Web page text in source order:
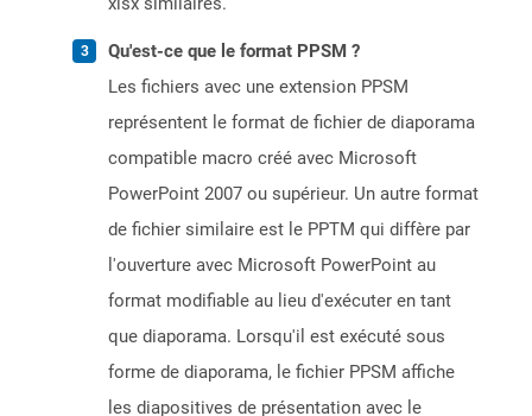
Qu'est-ce que le format PPSM ?
Les fichiers avec une extension PPSM
représentent le format de fichier de diaporama
compatible macro créé avec Microsoft
PowerPoint 2007 ou supérieur. Un autre format
de fichier similaire est le PPTM qui diffère par
l'ouverture avec Microsoft PowerPoint au
format modifiable au lieu d'exécuter en tant
que diaporama. Lorsqu'il est exécuté sous
forme de diaporama, le fichier PPSM affiche
les diapositives de présentation avec le